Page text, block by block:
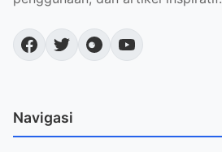
Navigasi